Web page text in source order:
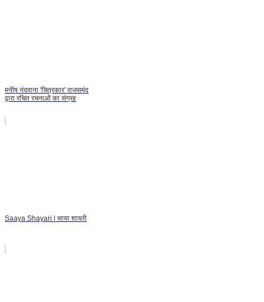
मनीष नंदवाना 'चित्रकार' राजसमंद
द्वारा रचित रचनाओं का संग्रह
Saaya Shayari | साया शायरी